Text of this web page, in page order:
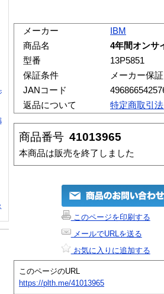
メーカー
IBM
商品名
4年間オンサ
型番
13P5851
保証条件
メーカー保証
JANコード
返品について
特定商取引
商品番号 41013965
本商品は販売を終了しました
このページを印刷する
メールでURLを送る
お気に入りに追加する
このページのURL
https://plth.me/41013965